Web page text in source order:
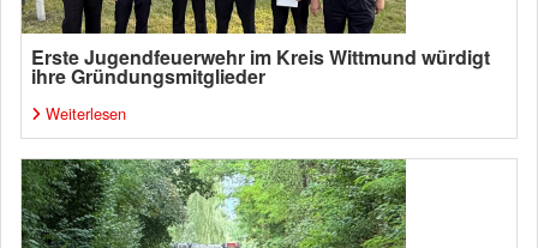
Erste Jugendfeuerwehr im Kreis Wittmund würdigt
ihre Gründungsmitglieder
Weiterlesen